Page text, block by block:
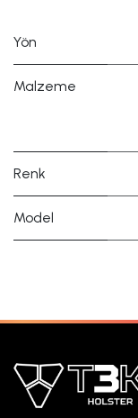
Yön
Malzeme
Renk
Model